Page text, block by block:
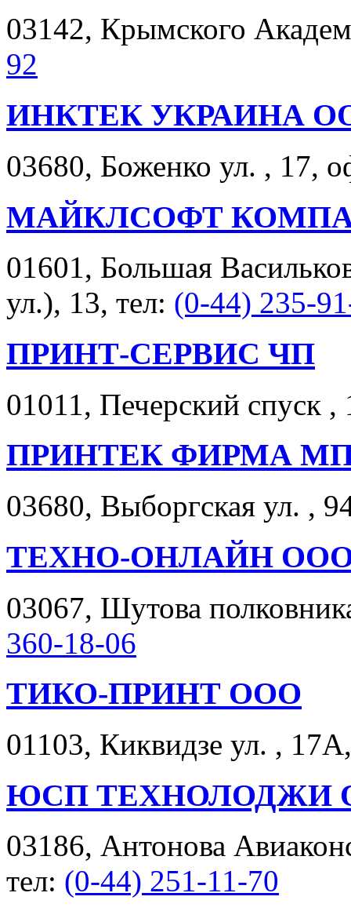
03142, Крымского
92
ИНКТЕК УКРАИНА
03680, Боженко ул. , 17,
МАЙКЛСОФТ
01601, Большая
ул.), 13, тел: (0-44) 235-
ПРИНТ-СЕРВИС ЧП
01011, Печерский спуск ,
ПРИНТЕК ФИРМА
03680, Выборгская ул. ,
ТЕХНО-ОНЛАЙН
03067, Шутова
360-18-06
ТИКО-ПРИНТ ООО
01103, Киквидзе ул. ,
ЮСП ТЕХНОЛОДЖИ
03186, Антонова
тел: (0-44) 251-11-70